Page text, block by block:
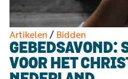
Artikelen/ Bidden
GEBEDSAVOND:
VOOR HET
onze
missie
Info